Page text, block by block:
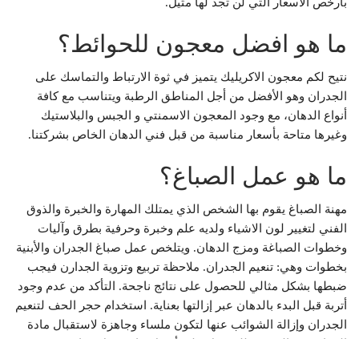
ما هو افضل معجون للحوائط؟
نتيح لكم معجون الاكريليك يتميز في ثوة الارتباط والتماسك على
الجدران وهو الأفضل من أجل المناطق الرطبة ويتناسب مع كافة
أنواع الدهان، مع وجود المعجون الاسمنتي و الجبس والبلاستيك
وغيرها متاحة بأسعار مناسبة من قبل فني الدهان الخاص بشركتنا.
ما هو عمل الصباغ؟
مهنة الصباغ يقوم بها الشخص الذي يمتلك المهارة والخبرة والذوق
الفني لتغيير لون الاشياء ولديه علم وخبرة وحرفية بطرق وآليات
وخطوات الصباغة ومزج الدهان. ويتلخص عمل صباغ الجدران والأبنية
بخطوات وهي: تنعيم الجدران. ملاحظة تربيع وتزوية الجدارن فيجب
ضبطها بشكل مثالي للحصول على نتائج ناجحة. التأكد من عدم وجود
أتربة قبل البدء بالدهان عبر إزالتها بعناية. استخدام حجر الحف لتنعيم
الجدران وإزالة الشوائب عنها لتكون ملساء وجاهزة لاستقبال مادة